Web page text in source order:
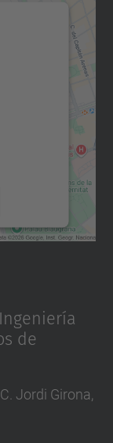
de
Jordi Girona,